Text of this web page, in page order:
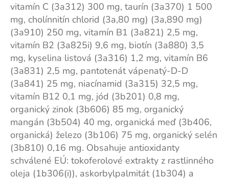
vitamín C (3a312) 300 mg, taurín (3a370) 1 500
mg, cholínnitín chlorid (3a,80 mg) (3a,890 mg)
(3a910) 250 mg, vitamín B1 (3a821) 2,5 mg,
vitamín B2 (3a825i) 9,6 mg, biotín (3a880) 3,5
mg, kyselina listová (3a316) 1,2 mg, vitamín B6
(3a831) 2,5 mg, pantotenát vápenatý-D-D
(3a841) 25 mg, niacínamid (3a315) 32,5 mg,
vitamín B12 0,1 mg, jód (3b201) 0,8 mg,
organický zinok (3b606) 85 mg, organický
mangán (3b504) 40 mg, organická meď (3b406,
organická) železo (3b106) 75 mg, organický selén
(3b810) 0,16 mg. Obsahuje antioxidanty
schválené EÚ: tokoferolové extrakty z rastlinného
oleja (1b306(i)), askorbylpalmitát (1b304) a